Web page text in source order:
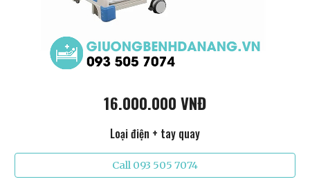
16.000.000 VNĐ
Loại điện + tay quay
Call 093 505 7074